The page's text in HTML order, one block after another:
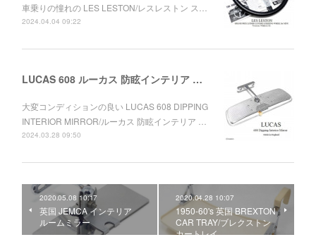
車乗りの憧れの LES LESTON/レスレストン ス…
2024.04.04 09:22
LUCAS 608 ルーカス 防眩インテリア ルームミラー ワークス MINI
大変コンディションの良い LUCAS 608 DIPPING
INTERIOR MIRROR/ルーカス 防眩インテリア …
2024.03.28 09:50
2020.05.08 10:17
英国 JEMCA インテリア
ルームミラー
2020.04.28 10:07
1950-60's 英国 BREXTON
CAR TRAY/ブレクストン
カートレイ